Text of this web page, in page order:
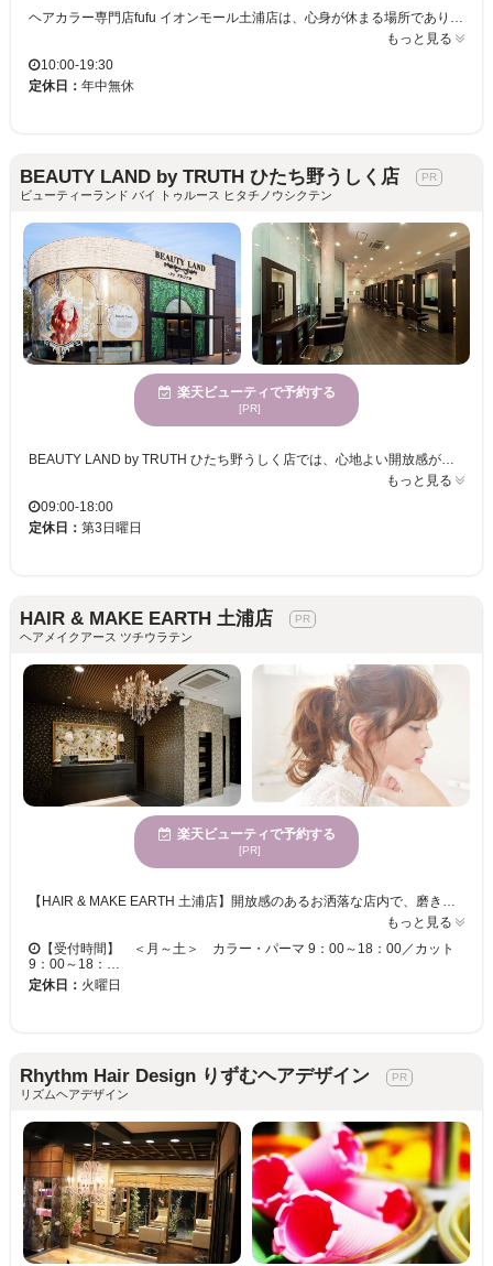
もっと見る
10:00-19:30
定休日： 年中無休
BEAUTY LAND by TRUTH ひたち野うしく店
ビューティーランド バイ トゥルース ヒタチノウシクテン
楽天ビューティで予約する
[PR]
BEAUTY LAND by TRUTH ひたち野うしく店では、心地よい開放感が広がる空間で、リラックスしながら新しい自分に出会えるひと時を提供しています。忙しい30代の女性を中心とするお客様に寄り添い、髪質改善やオージュアトリートメント、ヘッドスパ等、多彩なメニューをご用意。あなたのライフスタイルにピッタリなスタイル提案で、ツヤ髪を実現し、毎日がキラリと輝くようサポートします。駐車場も完備し、クレジットカードのご利用が可能なため、忙しい日々でも気軽に足を運べます。オシャレ染めや白髪染めの選択肢も豊富だからこそ、どんなシーンでも自信が持てる髪に出会えます。ぜひ一度ご体験ください。
もっと見る
09:00-18:00
定休日： 第3日曜日
HAIR & MAKE EARTH 土浦店
ヘアメイクアース ツチウラテン
楽天ビューティで予約する
[PR]
【HAIR & MAKE EARTH 土浦店】開放感のあるお洒落な店内で、磨き抜かれた技術が味わえます♪ お客様一人ひとりへの丁寧なカウンセリングが魅力的★ベテランの実力派スタイリスト多数在籍！トレンドをプラスして、セルフスタイリングが楽になる再現性の高いスタイルに♪ 【HAIR & MAKE EARTH 土浦店】で、キレイへの近道を見つけませんか？
もっと見る
【受付時間】 ＜月～土＞ カラー・パーマ 9：00～18：00／カット
9：00～18：…
定休日： 火曜日
Rhythm Hair Design りずむヘアデザイン
リズムヘアデザイン